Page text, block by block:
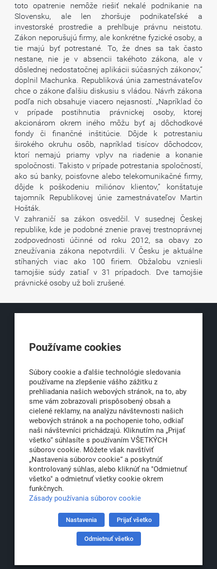
toto opatrenie nemôže riešiť nekalé podnikanie na
Slovensku, ale len zhoršuje podnikateľské a
investorské prostredie a prehlbuje právnu neistotu.
Zákon neporušujú firmy, ale konkrétne fyzické osoby, a
tie majú byť potrestané. To, že dnes sa tak často
nestane, nie je v absencii takéhoto zákona, ale v
dôslednej nedostatočnej aplikácii súčasných zákonov,“
doplnil Machunka. Republiková únia zamestnávateľov
chce o zákone ďalšiu diskusiu s vládou. Návrh zákona
podľa nich obsahuje viacero nejasností. „Napríklad čo
v prípade postihnutia právnickej osoby, ktorej
akcionárom okrem iného môžu byť aj dôchodkové
fondy či finančné inštitúcie. Dôjde k potrestaniu
širokého okruhu osôb, napríklad tisícov dôchodcov,
ktorí nemajú priamy vplyv na riadenie a konanie
spoločnosti. Takisto v prípade potrestania spoločností,
ako sú banky, poisťovne alebo telekomunikačné firmy,
dôjde k poškodeniu miliónov klientov,“ konštatuje
tajomník Republikovej únie zamestnávateľov Martin
Hošták.
V zahraničí sa zákon osvedčil. V susednej Českej
republike, kde je podobné znenie pravej trestnoprávnej
zodpovednosti účinné od roku 2012, sa obavy zo
zneužívania zákona nepotvrdili. V Česku je aktuálne
stíhaných viac ako 100 firiem. Obžalobu vzniesli
tamojšie súdy zatiaľ v 31 prípadoch. Dve tamojšie
právnické osoby už boli zrušené.
Obchodná 6
office@klub500.sk
+421 2 54 646 464
www.klub500.sk
Copyright: Klub 500, 2026
Všetky práva vyhradené
Právna informácia
Partner:
Používame cookies
Súbory cookie a ďalšie technológie sledovania
používame na zlepšenie vášho zážitku z
prehliadania našich webových stránok, na to, aby
sme vám zobrazovali prispôsobený obsah a
cielené reklamy, na analýzu návštevnosti našich
webových stránok a na pochopenie toho, odkiaľ
naši návštevníci prichádzajú. Kliknutím na „Prijať
všetko“ súhlasíte s používaním VŠETKÝCH
súborov cookie. Môžete však navštíviť
„Nastavenia súborov cookie“ a poskytnúť
kontrolovaný súhlas, alebo kliknúť na "Odmietnuť
všetko" a odmietnuť všetky cookie okrem
funkčnych.
Zásady používania súborov cookie
Nastavenia Prijať všetko
Odmietnuť všetko